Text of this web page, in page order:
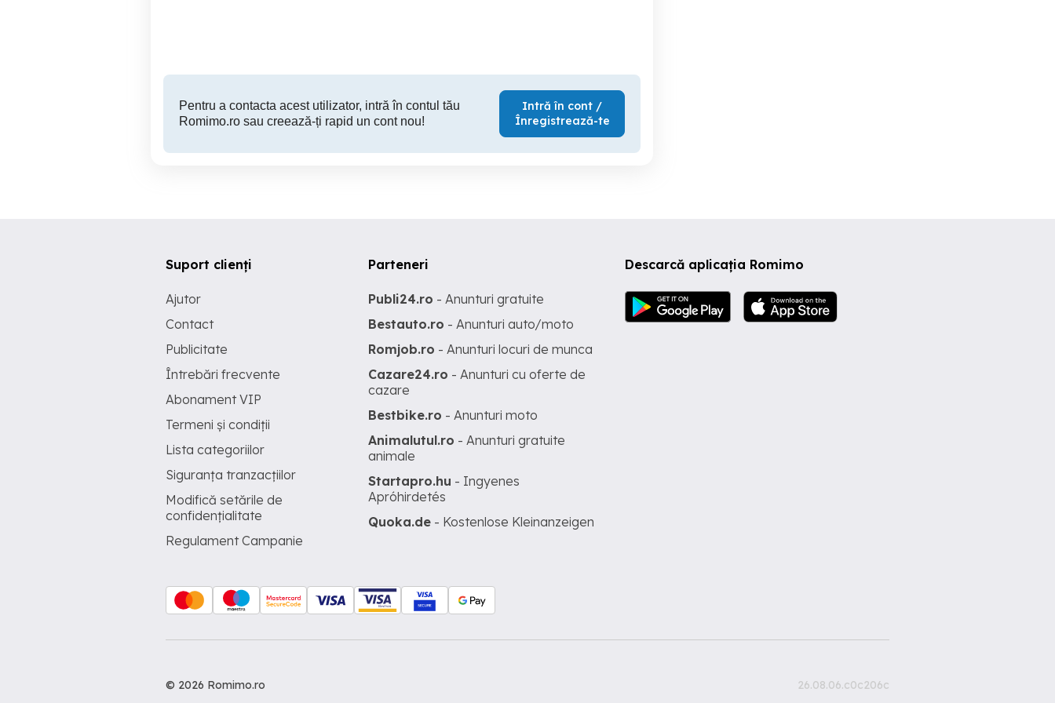
Pentru a contacta acest utilizator, intră în contul tău
Romimo.ro sau creează-ți rapid un cont nou!
Intră în cont /
Înregistrează-te
Descarcă aplicația Romimo
Suport clienți
Ajutor
Contact
Publicitate
Întrebări frecvente
Abonament VIP
Termeni și condiții
Lista categoriilor
Siguranța tranzacțiilor
Modifică setările de
confidențialitate
Regulament Campanie
Parteneri
Publi24.ro - Anunturi gratuite
Bestauto.ro - Anunturi auto/moto
Romjob.ro - Anunturi locuri de munca
Cazare24.ro - Anunturi cu oferte de
cazare
Bestbike.ro - Anunturi moto
Animalutul.ro - Anunturi gratuite
animale
Startapro.hu - Ingyenes
Apróhirdetés
Quoka.de - Kostenlose Kleinanzeigen
© 2026 Romimo.ro 26.08.06.c0c206c